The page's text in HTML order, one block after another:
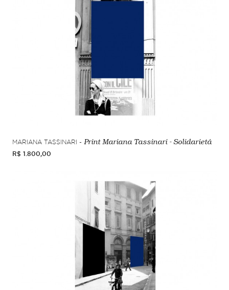
MARIANA TASSINARI - Print Mariana Tassinari - Solidarietá
R$ 1.800,00